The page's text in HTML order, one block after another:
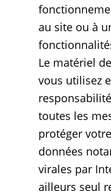
au site ou à
Le matériel
vous utilisez
toutes les
protéger
données
virales par
ailleurs seul